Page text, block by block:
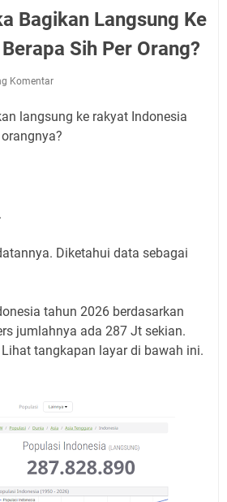
Bagikan Langsung Ke
Sih Per Orang?
Komentar
langsung ke rakyat Indonesia
Diketahui data sebagai
tahun 2026 berdasarkan
jumlahnya ada 287 Jt sekian.
tangkapan layar di bawah ini.